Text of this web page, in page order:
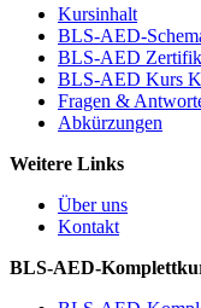
Kursinhalt
BLS-AED-
BLS-AED
BLS-AED Kurs
Fragen &
Abkürzungen
Weitere Links
Über uns
Kontakt
BLS-AED-